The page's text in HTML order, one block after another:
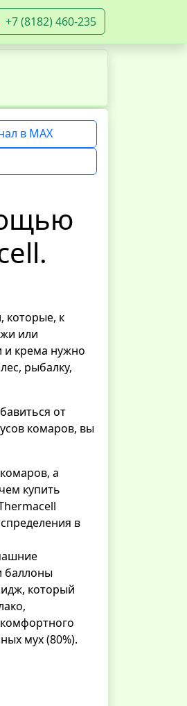
+7 (8182) 460-235
в MAX
которые, к
или
и крема нужно
рыбалку,
от
комаров, вы
а
купить
в
баллоны
который
мух (80%).